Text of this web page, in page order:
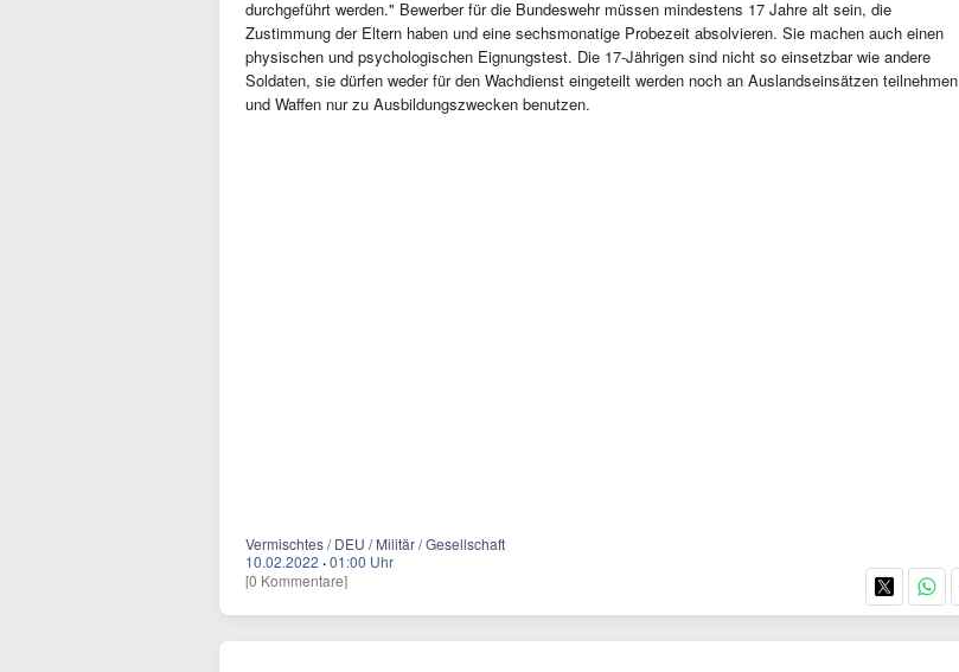
durchgeführt werden." Bewerber für die Bundeswehr müssen mindestens 17 Jahre alt sein, die
Zustimmung der Eltern haben und eine sechsmonatige Probezeit absolvieren. Sie machen auch einen
physischen und psychologischen Eignungstest. Die 17-Jährigen sind nicht so einsetzbar wie andere
Soldaten, sie dürfen weder für den Wachdienst eingeteilt werden noch an Auslandseinsätzen teilnehmen
und Waffen nur zu Ausbildungszwecken benutzen.
Vermischtes / DEU / Militär / Gesellschaft
10.02.2022 ·01:00 Uhr
[0 Kommentare]